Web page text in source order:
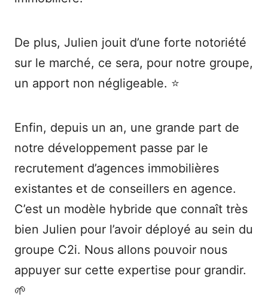
De plus, Julien jouit d’une forte notoriété
sur le marché, ce sera, pour notre groupe,
un apport non négligeable. ⭐
Enfin, depuis un an, une grande part de
notre développement passe par le
recrutement d’agences immobilières
existantes et de conseillers en agence.
C’est un modèle hybride que connaît très
bien Julien pour l’avoir déployé au sein du
groupe C2i. Nous allons pouvoir nous
appuyer sur cette expertise pour grandir.
🌱